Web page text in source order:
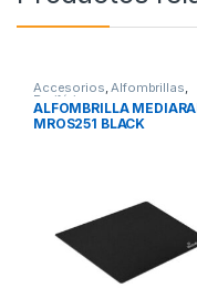
Accesorios,Alfombrillas,
Periféricos
ALFOMBRILLA
MROS251 BLACK